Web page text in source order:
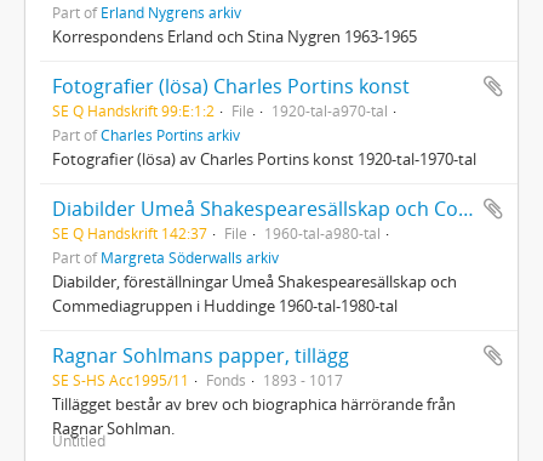
Part ofErland Nygrens arkiv
Korrespondens Erland och Stina Nygren 1963-1965
Fotografier (lösa) Charles Portins konst
SE Q Handskrift 99:E:1:2 File
1920-tal-a970-tal
Part ofCharles Portins arkiv
Fotografier (lösa) av Charles Portins konst 1920-tal-1970-tal
Diabilder Umeå Shakespearesällskap och Commediagruppen
SE Q Handskrift 142:37 File
1960-tal-a980-tal
Part ofMargreta Söderwalls arkiv
Diabilder, föreställningar Umeå Shakespearesällskap och
Commediagruppen i Huddinge 1960‐tal‐1980‐tal
Ragnar Sohlmans papper, tillägg
SE S-HS Acc1995/11 Fonds 1893 - 1017
Tillägget består av brev och biographica härrörande från
Ragnar Sohlman.
Untitled